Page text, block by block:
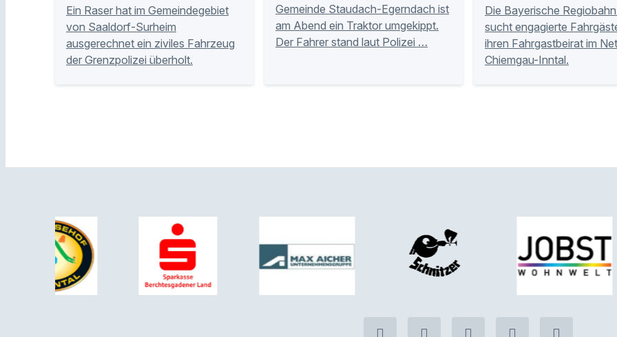
Ein Raser hat im Gemeindegebiet
von Saaldorf-Surheim
ausgerechnet ein ziviles Fahrzeug
der Grenzpolizei überholt.
Gemeinde Staudach-Egerndach ist
am Abend ein Traktor umgekippt.
Der Fahrer stand laut Polizei …
Die Bayerische
sucht engagierte
ihren Fahrgastbeirat im
Chiemgau-Inntal.